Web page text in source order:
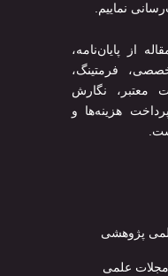
نماییم.
از پایان‌نامه،
فرمتینگ،
معتبر، نگارش
هزینه‌ها و
پژوهشی
مجلات علمی